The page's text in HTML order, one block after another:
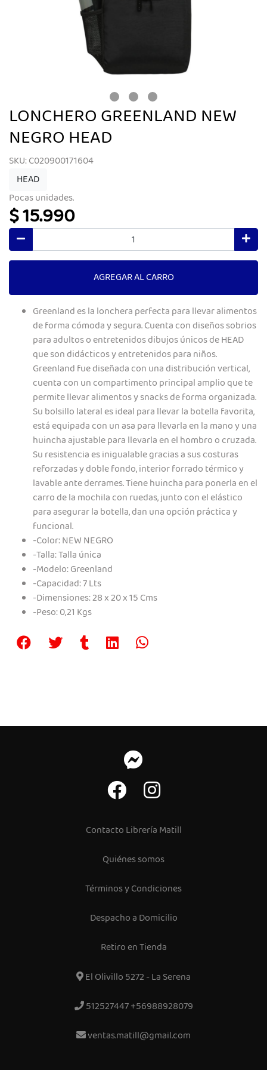
LONCHERO GREENLAND NEW
NEGRO HEAD
SKU: C020900171604
HEAD
Pocas unidades.
$ 15.990
AGREGAR AL CARRO
Greenland es la lonchera perfecta para llevar alimentos
de forma cómoda y segura. Cuenta con diseños sobrios
para adultos o entretenidos dibujos únicos de HEAD
que son didácticos y entretenidos para niños.
Greenland fue diseñada con una distribución vertical,
cuenta con un compartimento principal amplio que te
permite llevar alimentos y snacks de forma organizada.
Su bolsillo lateral es ideal para llevar la botella favorita,
está equipada con un asa para llevarla en la mano y una
huincha ajustable para llevarla en el hombro o cruzada.
Su resistencia es inigualable gracias a sus costuras
reforzadas y doble fondo, interior forrado térmico y
lavable ante derrames. Tiene huincha para ponerla en el
carro de la mochila con ruedas, junto con el elástico
para asegurar la botella, dan una opción práctica y
funcional.
-Color: NEW NEGRO
-Talla: Talla única
-Modelo: Greenland
-Capacidad: 7 Lts
-Dimensiones: 28 x 20 x 15 Cms
-Peso: 0,21 Kgs
Contacto Librería Matill
Quiénes somos
Términos y Condiciones
Despacho a Domicilio
Retiro en Tienda
El Olivillo 5272 - La Serena
512527447 +56988928079
ventas.matill@gmail.com